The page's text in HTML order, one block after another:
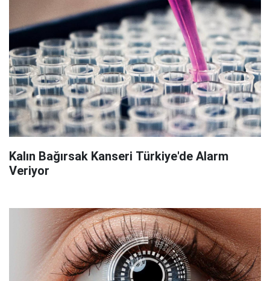
Kalın Bağırsak Kanseri Türkiye'de Alarm
Veriyor